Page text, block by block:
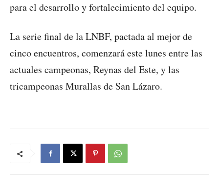
para el desarrollo y fortalecimiento del equipo.
La serie final de la LNBF, pactada al mejor de
cinco encuentros, comenzará este lunes entre las
actuales campeonas, Reynas del Este, y las
tricampeonas Murallas de San Lázaro.